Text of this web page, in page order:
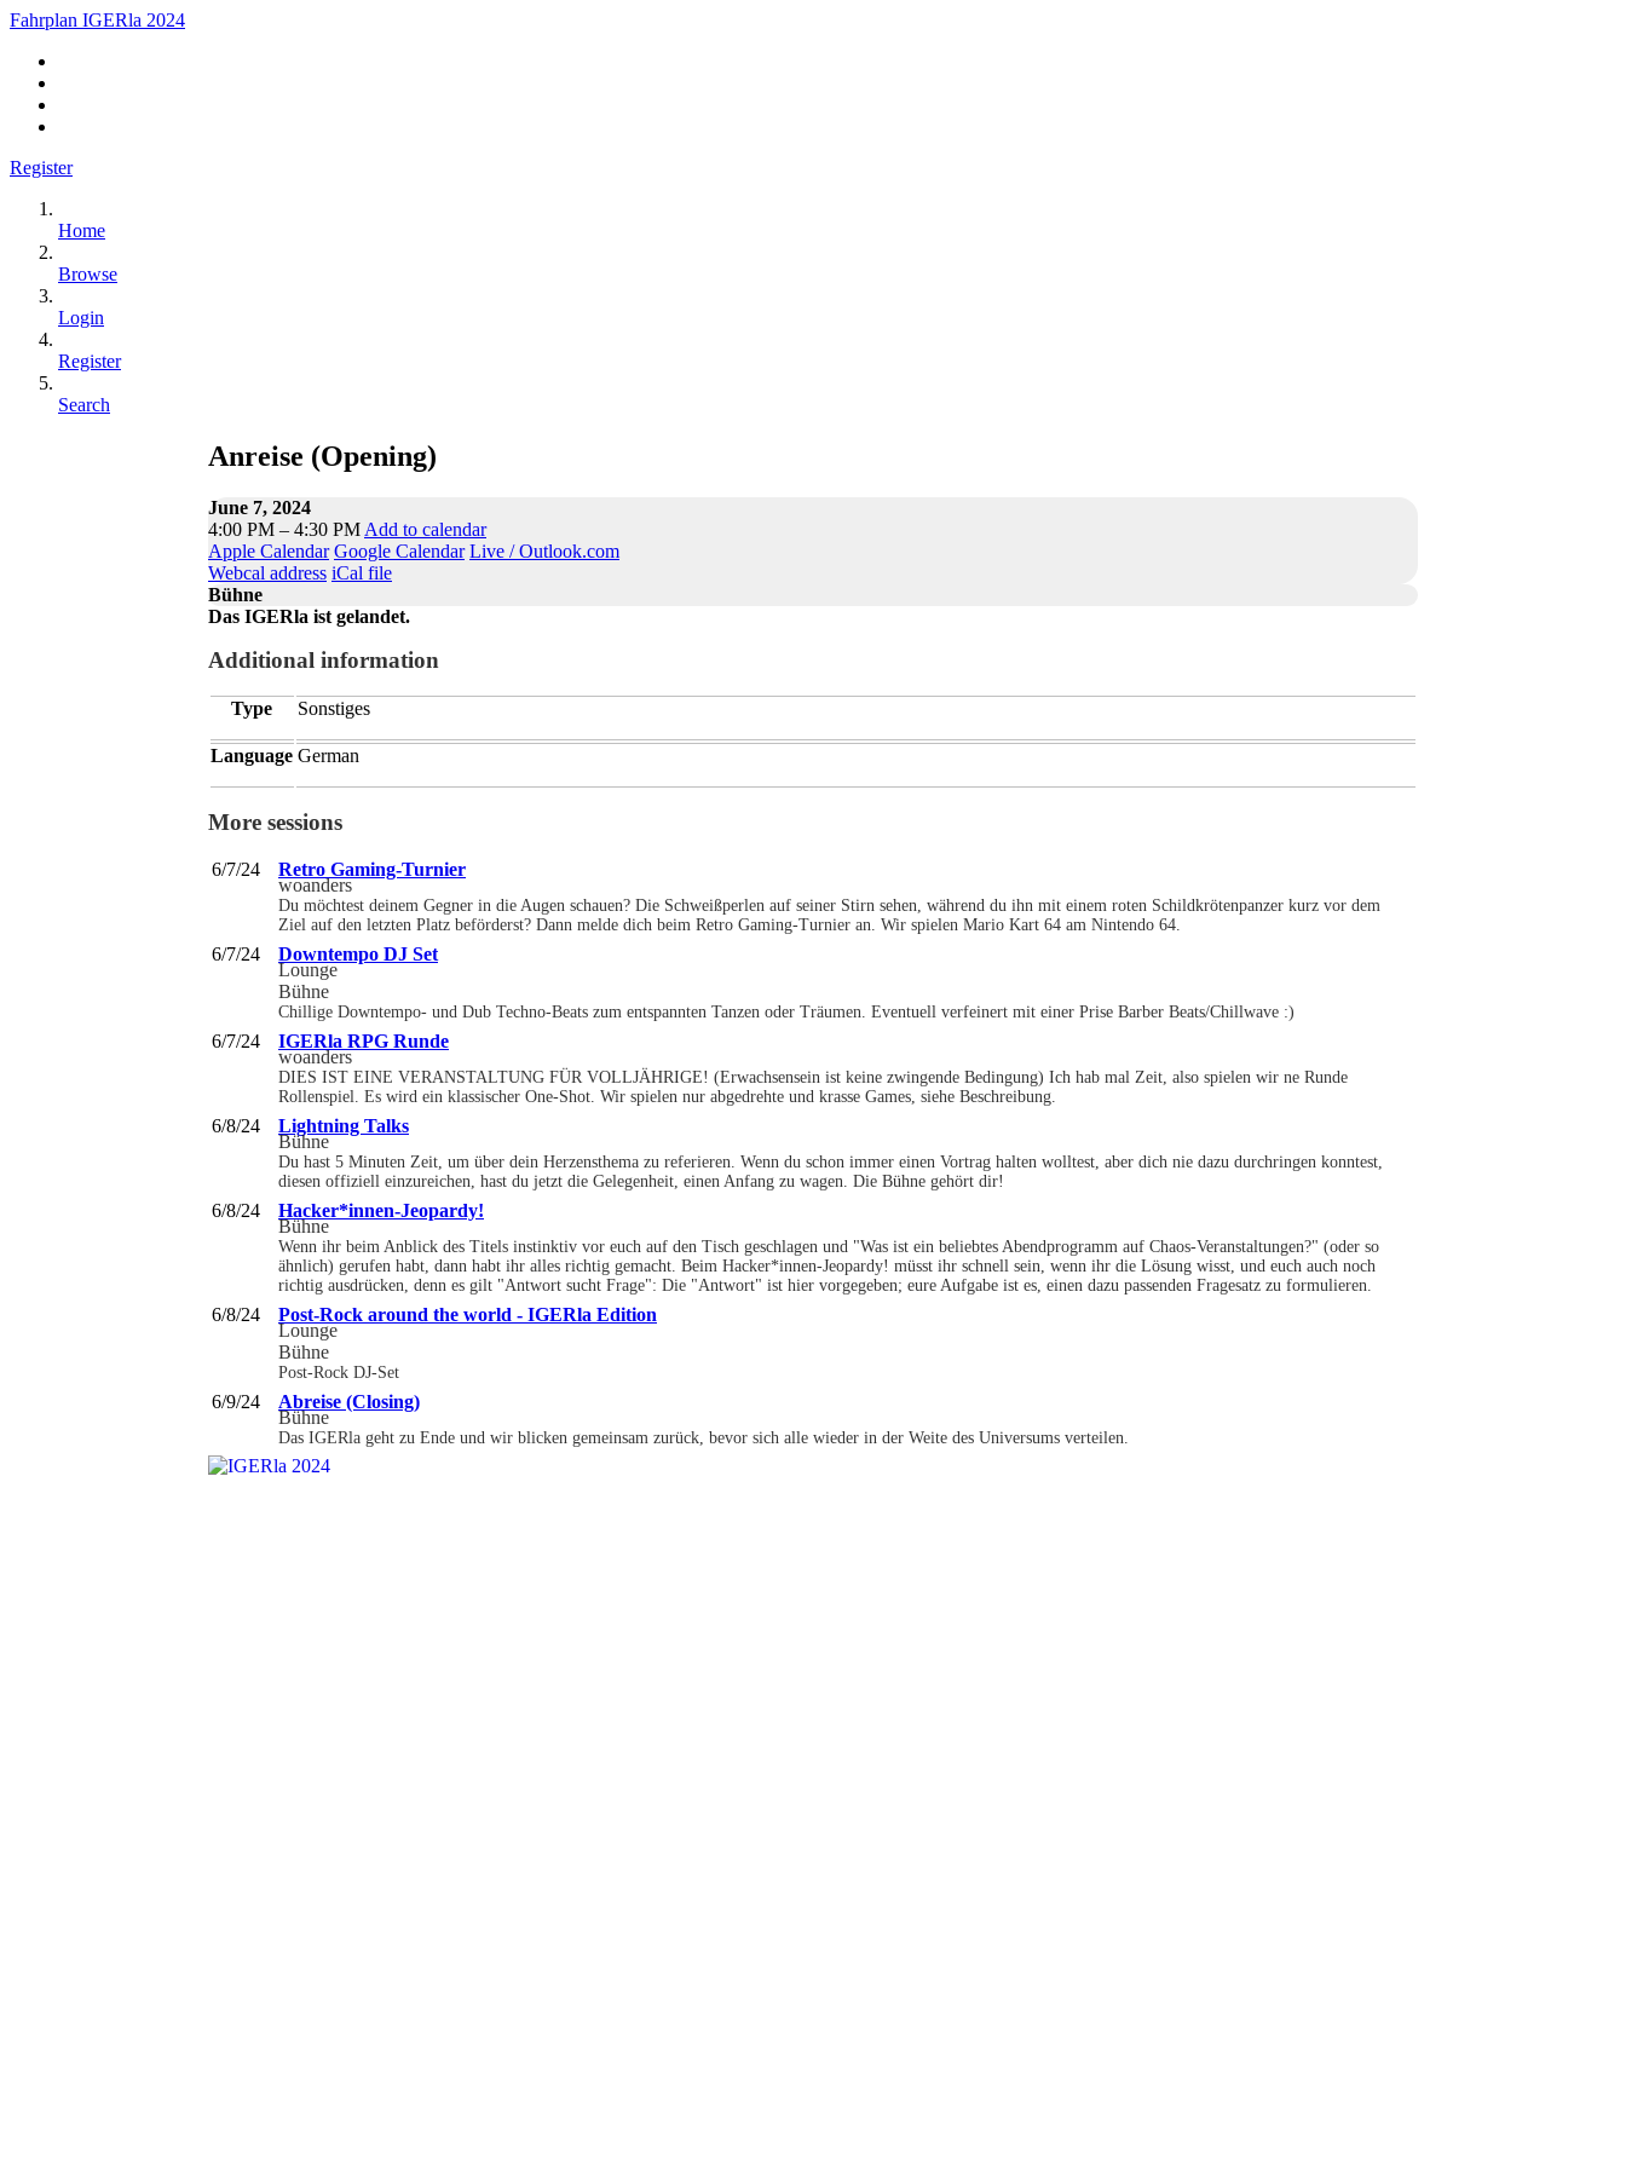
Fahrplan IGERla 2024
Register
Home
Browse
Login
Register
Search
Anreise (Opening)
June 7, 2024
4:00 PM – 4:30 PM Add to calendar
Apple Calendar Google Calendar Live / Outlook.com
Webcal address iCal file
Bühne
Das IGERla ist gelandet.
Additional information
Type Sonstiges
Language German
More sessions
6/7/24 Retro Gaming-Turnier
woanders
Du möchtest deinem Gegner in die Augen schauen? Die Schweißperlen auf seiner Stirn sehen, während du ihn mit einem roten Schildkrötenpanzer kurz vor dem
Ziel auf den letzten Platz beförderst? Dann melde dich beim Retro Gaming-Turnier an. Wir spielen Mario Kart 64 am Nintendo 64.
6/7/24 Downtempo DJ Set
Lounge
Bühne
Chillige Downtempo- und Dub Techno-Beats zum entspannten Tanzen oder Träumen. Eventuell verfeinert mit einer Prise Barber Beats/Chillwave :)
6/7/24 IGERla RPG Runde
woanders
DIES IST EINE VERANSTALTUNG FÜR VOLLJÄHRIGE! (Erwachsensein ist keine zwingende Bedingung) Ich hab mal Zeit, also spielen wir ne Runde
Rollenspiel. Es wird ein klassischer One-Shot. Wir spielen nur abgedrehte und krasse Games, siehe Beschreibung.
6/8/24 Lightning Talks
Bühne
Du hast 5 Minuten Zeit, um über dein Herzensthema zu referieren. Wenn du schon immer einen Vortrag halten wolltest, aber dich nie dazu durchringen konntest,
diesen offiziell einzureichen, hast du jetzt die Gelegenheit, einen Anfang zu wagen. Die Bühne gehört dir!
6/8/24 Hacker*innen-Jeopardy!
Bühne
Wenn ihr beim Anblick des Titels instinktiv vor euch auf den Tisch geschlagen und "Was ist ein beliebtes Abendprogramm auf Chaos-Veranstaltungen?" (oder so
ähnlich) gerufen habt, dann habt ihr alles richtig gemacht. Beim Hacker*innen-Jeopardy! müsst ihr schnell sein, wenn ihr die Lösung wisst, und euch auch noch
richtig ausdrücken, denn es gilt "Antwort sucht Frage": Die "Antwort" ist hier vorgegeben; eure Aufgabe ist es, einen dazu passenden Fragesatz zu formulieren.
6/8/24 Post-Rock around the world - IGERla Edition
Lounge
Bühne
Post-Rock DJ-Set
6/9/24 Abreise (Closing)
Bühne
Das IGERla geht zu Ende und wir blicken gemeinsam zurück, bevor sich alle wieder in der Weite des Universums verteilen.